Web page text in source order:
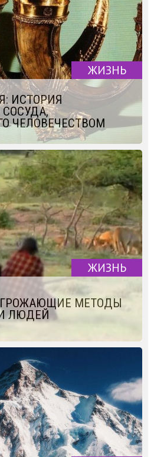
ЖИЗНЬ
ИСТОРИЯ
ЧЕЛОВЕЧЕСТВОМ
ЖИЗНЬ
МЕТОДЫ
ЛЮДЕЙ